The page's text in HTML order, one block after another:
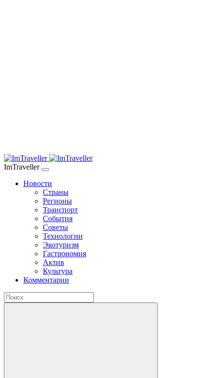
ImTraveller
Новости
Страны
Регионы
Транспорт
События
Советы
Технологии
Экотуризм
Гастрономия
Актив
Культура
Комментарии